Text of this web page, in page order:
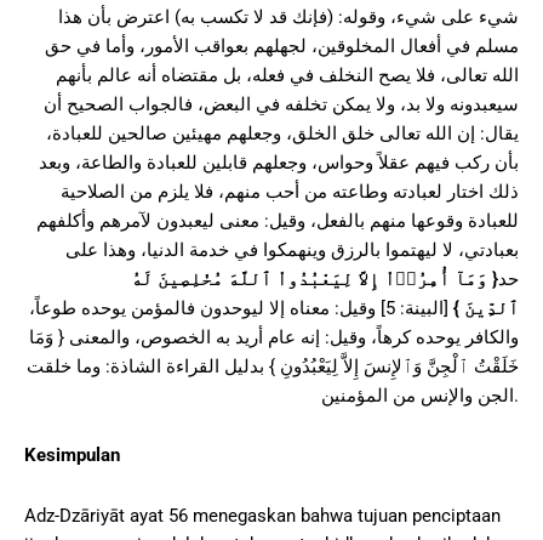
شيء على شيء، وقوله: (فإنك قد لا تكسب به) اعترض بأن هذا
مسلم في أفعال المخلوقين، لجهلهم بعواقب الأمور، وأما في حق
الله تعالى، فلا يصح النخلف في فعله، بل مقتضاه أنه عالم بأنهم
سيعبدونه ولا بد، ولا يمكن تخلفه في البعض، فالجواب الصحيح أن
يقال: إن الله تعالى خلق الخلق، وجعلهم مهيئين صالحين للعبادة،
بأن ركب فيهم عقلاً وحواس، وجعلهم قابلين للعبادة والطاعة، وبعد
ذلك اختار لعبادته وطاعته من أحب منهم، فلا يلزم من الصلاحية
للعبادة وقوعها منهم بالفعل، وقيل: معنى ليعبدون لآمرهم وأكلفهم
بعبادتي، لا ليهتموا بالرزق وينهمكوا في خدمة الدنيا، وهذا على
حد{ وَمَآ أُمِرُوۤاْ إِلاَّ لِيَعْبُدُواْ ٱللَّهَ مُخْلِصِينَ لَهُ
ٱلدِّينَ }
[البينة: 5] وقيل: معناه إلا ليوحدون فالمؤمن يوحده طوعاً،
والكافر يوحده كرهاً، وقيل: إنه عام أريد به الخصوص، والمعنى { وَمَا
خَلَقْتُ ٱلْجِنَّ وَٱلإِنسَ إِلاَّ لِيَعْبُدُونِ } بدليل القراءة الشاذة: وما خلقت
الجن والإنس من المؤمنين.
Kesimpulan
Adz-Dzāriyāt ayat 56 menegaskan bahwa tujuan penciptaan